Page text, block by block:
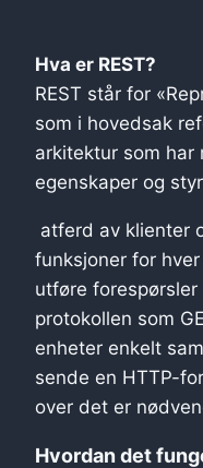
Hva er REST?
REST står for
som i hovedsak
arkitektur som har
egenskaper og
atferd av klienter
funksjoner for
utføre
protokollen som
enheter enkelt
sende en HTTP-
over det er
Hvordan det